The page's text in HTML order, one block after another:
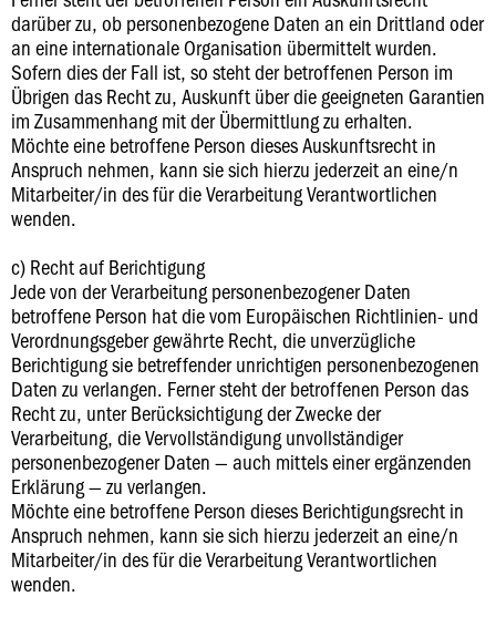
darüber zu, ob personenbezogene Daten an ein Drittland oder
an eine internationale Organisation übermittelt wurden.
Sofern dies der Fall ist, so steht der betroffenen Person im
Übrigen das Recht zu, Auskunft über die geeigneten Garantien
im Zusammenhang mit der Übermittlung zu erhalten.
Möchte eine betroffene Person dieses Auskunftsrecht in
Anspruch nehmen, kann sie sich hierzu jederzeit an eine/n
Mitarbeiter/in des für die Verarbeitung Verantwortlichen
wenden.
c) Recht auf Berichtigung
Jede von der Verarbeitung personenbezogener Daten
betroffene Person hat die vom Europäischen Richtlinien- und
Verordnungsgeber gewährte Recht, die unverzügliche
Berichtigung sie betreffender unrichtigen personenbezogenen
Daten zu verlangen. Ferner steht der betroffenen Person das
Recht zu, unter Berücksichtigung der Zwecke der
Verarbeitung, die Vervollständigung unvollständiger
personenbezogener Daten — auch mittels einer ergänzenden
Erklärung — zu verlangen.
Möchte eine betroffene Person dieses Berichtigungsrecht in
Anspruch nehmen, kann sie sich hierzu jederzeit an eine/n
Mitarbeiter/in des für die Verarbeitung Verantwortlichen
wenden.